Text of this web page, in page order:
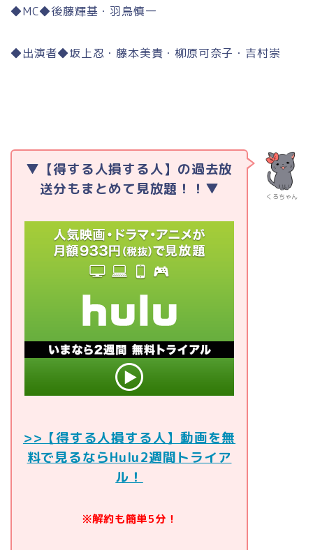
◆MC◆後藤輝基・羽鳥慎一
◆出演者◆坂上忍・藤本美貴・柳原可奈子・吉村崇
くろちゃん
▼【得する人損する人】の過去放
送分もまとめて見放題！！▼
>>【得する人損する人】動画を無
料で見るならHulu2週間トライア
ル！
※解約も簡単5分！